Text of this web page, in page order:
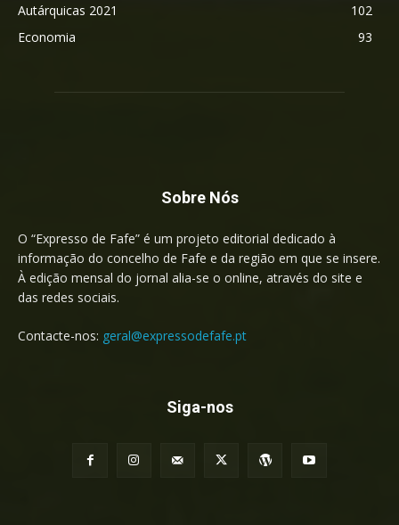
Autárquicas 2021
102
Economia
93
Sobre Nós
O “Expresso de Fafe” é um projeto editorial dedicado à
informação do concelho de Fafe e da região em que se insere.
À edição mensal do jornal alia-se o online, através do site e
das redes sociais.
Contacte-nos: geral@expressodefafe.pt
Siga-nos